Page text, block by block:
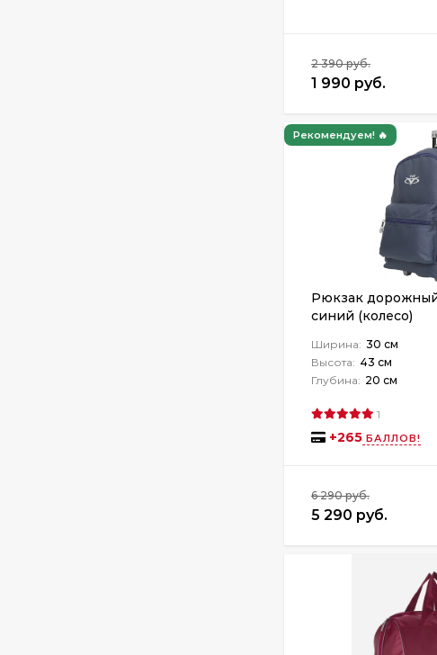
2 390 руб.
1 990 руб.
Рекомендуем! 🔥
Рюкзак дорожный
синий (колесо)
Ширина: 30 см
Высота: 43 см
Глубина: 20 см
1
+265 БАЛЛОВ!
6 290 руб.
5 290 руб.